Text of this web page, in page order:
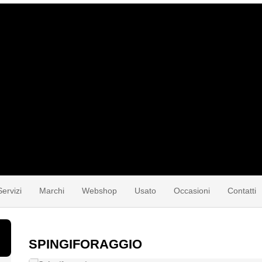
Marchi Webshop Usato Occasioni Contatti
SPINGIFORAGGIO